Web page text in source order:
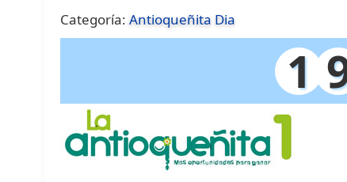
Categoría:Antioqueñita Dia
1